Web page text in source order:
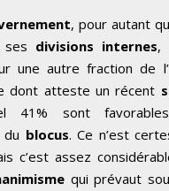
, pour autant
divisions internes,
une autre fraction de l’
dont atteste un récent
41% sont
du blocus. Ce n’est
c’est assez
qui prévaut